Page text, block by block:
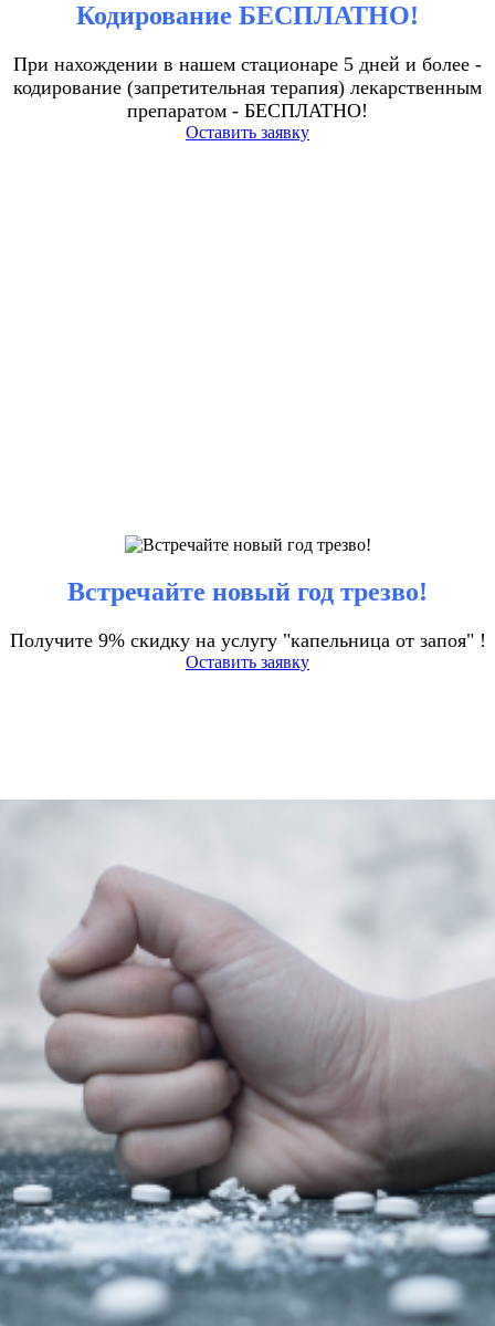
Кодирование БЕСПЛАТНО!
При нахождении в нашем стационаре 5 дней и более -
кодирование (запретительная терапия) лекарственным
препаратом - БЕСПЛАТНО!
Оставить заявку
Встречайте новый год трезво!
Получите 9% скидку на услугу "капельница от запоя" !
Оставить заявку